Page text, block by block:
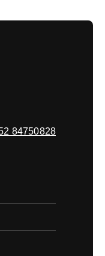
84750828